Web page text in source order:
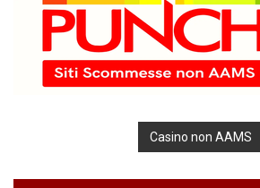
Casino non AAMS